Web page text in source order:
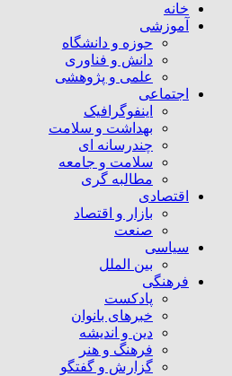
خانه
آموزشی
حوزه و دانشگاه
دانش و فناوری
علمی و پژوهشی
اجتماعی
اینفوگرافیک
بهداشت و سلامت
چندرسانه ای
سلامت و جامعه
مطالبه گری
اقتصادی
بازار و اقتصاد
صنعت
سیاسی
بین الملل
فرهنگی
پادکست
خبرهای بانوان
دین و اندیشه
فرهنگ و هنر
گزارش و گفتگو